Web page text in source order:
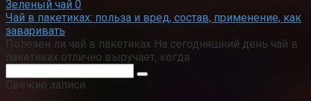
Зеленый чай 0
Чай в пакетиках: польза и вред, состав, применение, как
заваривать
Полезен ли чай в пакетиках На сегодняшний день чай в
пакетиках отлично выручает, когда
Свежие записи